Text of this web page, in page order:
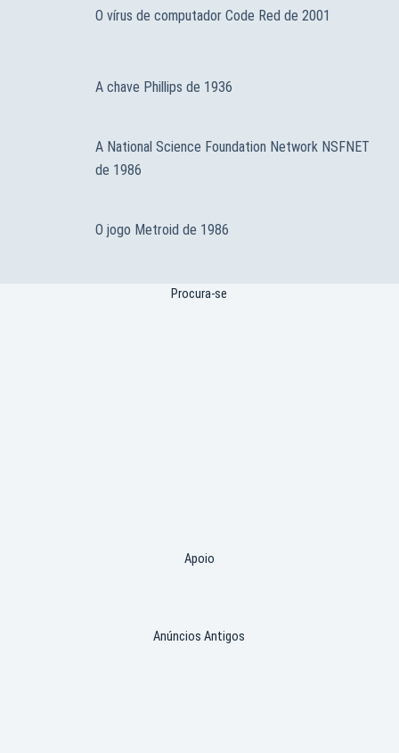
O vírus de computador Code Red de 2001
A chave Phillips de 1936
A National Science Foundation Network NSFNET
de 1986
O jogo Metroid de 1986
Procura-se
Apoio
Anúncios Antigos